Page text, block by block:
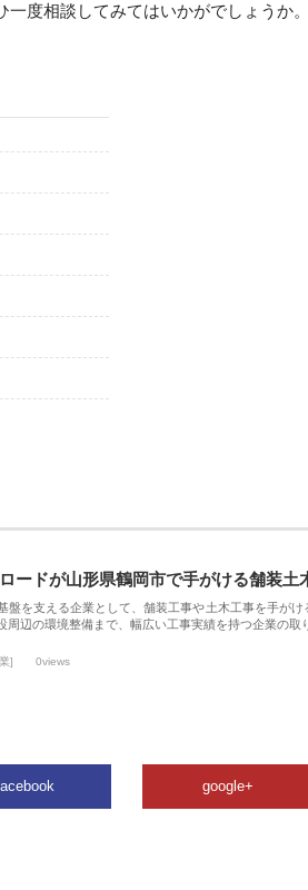
度相談してみてはいかがでしょうか。
ードが山形県鶴岡市で手がける舗装土
盤を支える企業として、舗装工事や土木工事を手が
周辺の環境整備まで、幅広い工事実績を持つ企業の取
] 0views
google+